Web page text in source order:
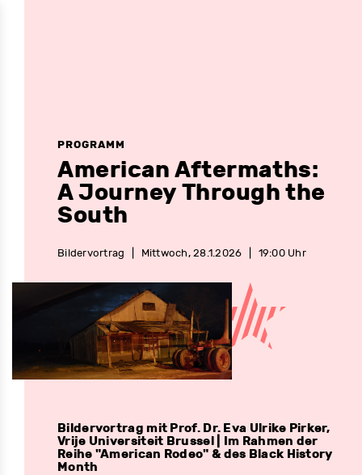
PROGRAMM
American Aftermaths:
A Journey Through the
South
Bildervortrag Mittwoch, 28.1.2026 19:00 Uhr
Bildervortrag mit Prof. Dr. Eva Ulrike Pirker,
Vrije Universiteit Brussel | Im Rahmen der
Reihe "American Rodeo" & des Black History
Month